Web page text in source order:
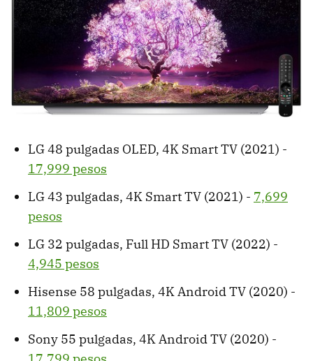
LG 48 pulgadas OLED, 4K Smart TV (2021) -
17,999 pesos
LG 43 pulgadas, 4K Smart TV (2021) - 7,699
pesos
LG 32 pulgadas, Full HD Smart TV (2022) -
4,945 pesos
Hisense 58 pulgadas, 4K Android TV (2020) -
11,809 pesos
Sony 55 pulgadas, 4K Android TV (2020) -